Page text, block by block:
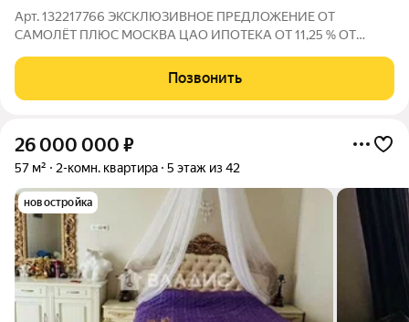
Арт. 132217766 ЭКСКЛЮЗИВНОЕ ПРЕДЛОЖЕНИЕ ОТ
САМОЛЁТ ПЛЮС МОСКВА ЦАО ИПОТЕКА ОТ 11,25 % ОТ
«Династия», Хорошёвский район Стильная 1-комнатная
квартира + присоединённое лоджия , полностью готовая к
Позвонить
26 000 000 ₽
57 м² 2-комн. квартира 5 этаж из 42
новостройка